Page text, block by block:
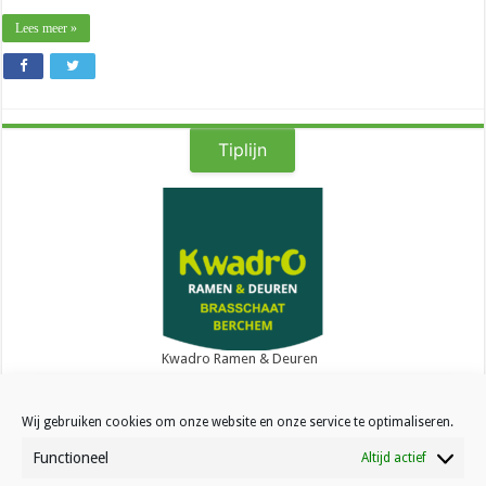
Wij gebruiken cookies om onze website en onze service te optimaliseren.
Functioneel Altijd actief
Lees meer »
Tiplijn
Kwadro Ramen & Deuren